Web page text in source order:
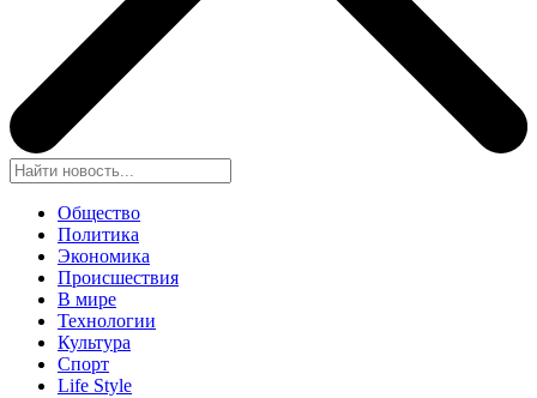
Общество
Политика
Экономика
Происшествия
В мире
Технологии
Культура
Спорт
Life Style